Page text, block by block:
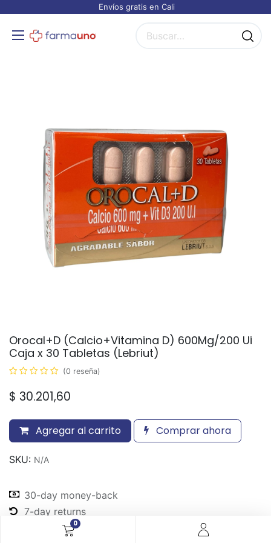
0
Envíos gratis en Cali
Orocal+D (Calcio+Vitamina D) 600Mg/200 Ui
Caja x 30 Tabletas (Lebriut)
(0 reseña)
$ 30.201,60
Agregar al carrito Comprar ahora
SKU: N/A
30-day money-back
7-day returns
Shipping: 2-3 Days